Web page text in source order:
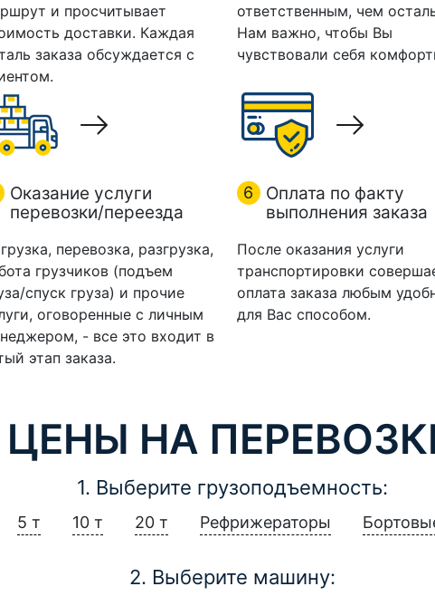
и просчитывает
доставки. Каждая
заказа обсуждается с
ответственным, чем
Нам важно, чтобы Вы
чувствовали себя
Оказание услуги
перевозки/переезда
перевозка, разгрузка,
грузчиков (подъем
спуск груза) и прочие
оговоренные с личным
- все это входит в
этап заказа.
6
Оплата по факту
выполнения заказа
После оказания услуги
транспортировки
оплата заказа любым
для Вас способом.
ЦЕНЫ НА
1. Выберите грузоподъемность:
5 т 10 т 20 т Рефрижераторы
2. Выберите машину: